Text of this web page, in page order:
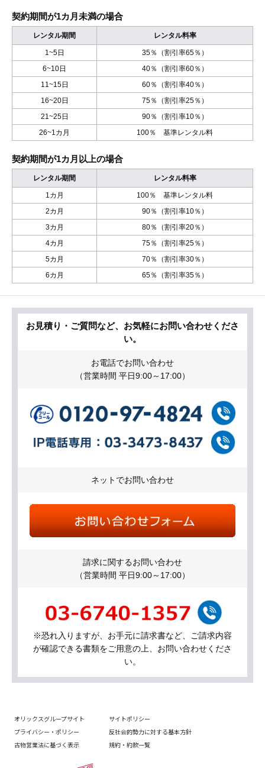
契約期間が1カ月未満の場合
レンタル期間 レンタル料率
1~5日
35％（割引率65％）
6~10日
40％（割引率60％）
11~15日
60％（割引率40％）
16~20日
75％（割引率25％）
21~25日
90％（割引率10％）
26~1カ月
100％ 基準レンタル料
契約期間が1カ月以上の場合
レンタル期間 レンタル料率
1カ月
100％ 基準レンタル料
2カ月
90％（割引率10％）
3カ月
80％（割引率20％）
4カ月
75％（割引率25％）
5カ月
70％（割引率30％）
6カ月
65％（割引率35％）
お見積り・ご質問など、お気軽にお問い合わせくださ
い。
お電話でお問い合わせ
（営業時間 平日9:00～17:00）
ネットでお問い合わせ
請求に関するお問い合わせ
（営業時間 平日9:00～17:00）
※恐れ入りますが、お手元に請求書など、ご請求内容
が確認できる書類をご用意の上、お問い合わせくださ
い。
オリックスグループサイト
サイトポリシー
プライバシー・ポリシー
反社会的勢力に対する基本方針
古物営業法に基づく表示
規約・約款一覧